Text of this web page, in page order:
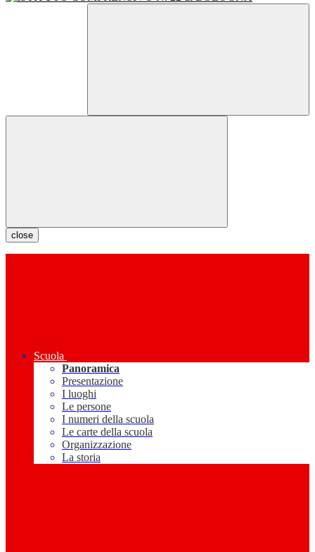
close
Scuola
Panoramica
Presentazione
I luoghi
Le persone
I numeri della scuola
Le carte della scuola
Organizzazione
La storia